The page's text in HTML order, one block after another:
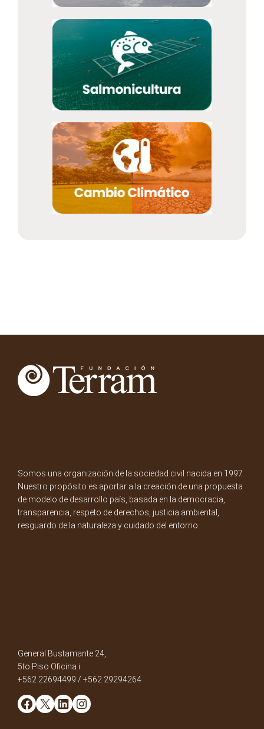
Somos una organización de la sociedad civil nacida en 1997.
Nuestro propósito es aportar a la creación de una propuesta
de modelo de desarrollo país, basada en la democracia,
transparencia, respeto de derechos, justicia ambiental,
resguardo de la naturaleza y cuidado del entorno.
General Bustamante 24,
5to Piso Oficina i.
+562 22694499 / +562 29294264